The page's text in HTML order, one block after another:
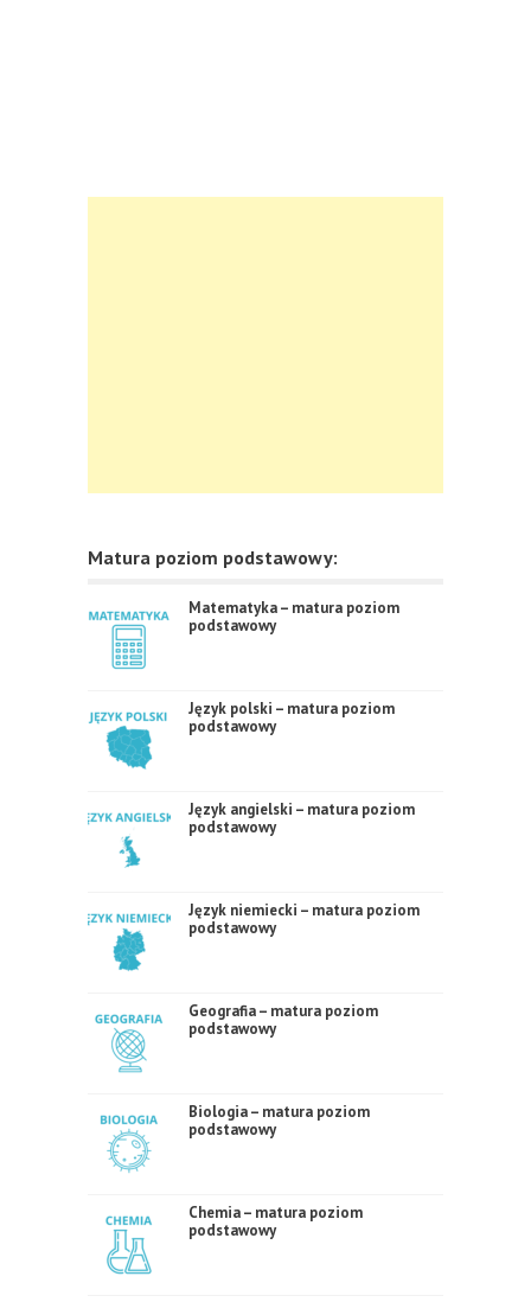
Matura poziom podstawowy:
Matematyka – matura poziom
podstawowy
Język polski – matura poziom
podstawowy
Język angielski – matura poziom
podstawowy
Język niemiecki – matura poziom
podstawowy
Geografia – matura poziom
podstawowy
Biologia – matura poziom
podstawowy
Chemia – matura poziom
podstawowy